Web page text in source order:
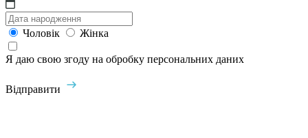
Чоловік Жінка
Я даю свою згоду на обробку персональних даних
Відправити